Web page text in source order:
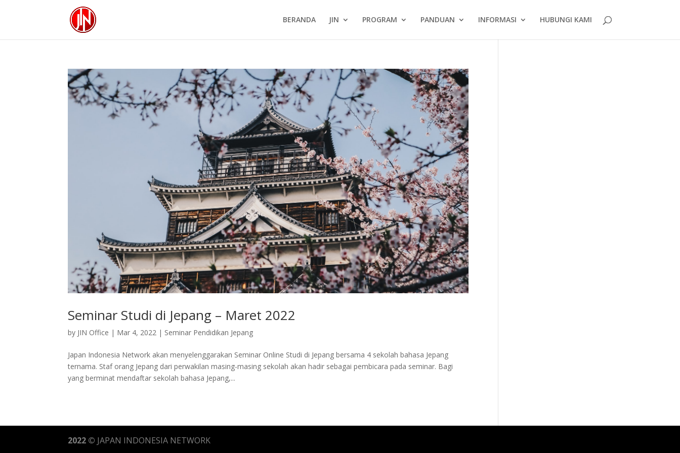
BERANDA JIN PROGRAM PANDUAN INFORMASI HUBUNGI KAMI
Seminar Studi di Jepang – Maret 2022
by JIN Office | Mar 4, 2022 | Seminar Pendidikan Jepang
Japan Indonesia Network akan menyelenggarakan Seminar Online Studi di Jepang bersama 4 sekolah bahasa Jepang
ternama. Staf orang Jepang dari perwakilan masing-masing sekolah akan hadir sebagai pembicara pada seminar. Bagi
yang berminat mendaftar sekolah bahasa Jepang,...
2022 © JAPAN INDONESIA NETWORK